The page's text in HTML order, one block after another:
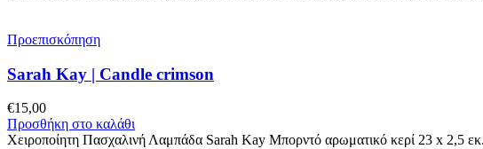
Προεπισκόπηση
Sarah Kay | Candle crimson
€15,00
Προσθήκη στο καλάθι
Χειροποίητη Πασχαλινή Λαμπάδα Sarah Kay Μπορντό αρωματικό κερί 23 x 2,5